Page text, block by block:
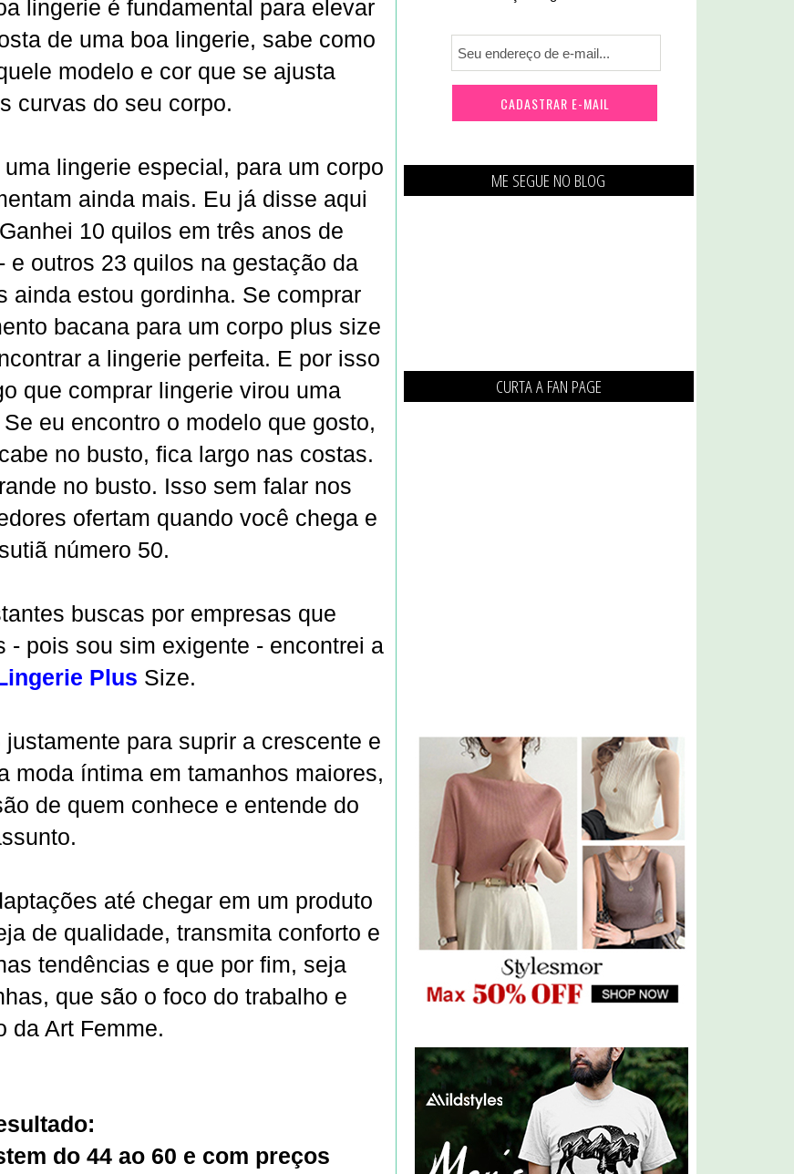
lingerie é fundamental para elevar
de uma boa lingerie, sabe como
modelo e cor que se ajusta
curvas do seu corpo.
lingerie especial, para um corpo
ainda mais. Eu já disse aqui
10 quilos em três anos de
e outros 23 quilos na gestação da
ainda estou gordinha. Se comprar
bacana para um corpo plus size
a lingerie perfeita. E por isso
que comprar lingerie virou uma
eu encontro o modelo que gosto,
no busto, fica largo nas costas.
no busto. Isso sem falar nos
ofertam quando você chega e
número 50.
buscas por empresas que
- pois sou sim exigente - encontrei a
Plus Size.
para suprir a crescente e
moda íntima em tamanhos maiores,
de quem conhece e entende do
até chegar em um produto
de qualidade, transmita conforto e
tendências e que por fim, seja
que são o foco do trabalho e
da Art Femme.
do 44 ao 60 e com preços
ME SEGUE NO BLOG
CURTA A FAN PAGE